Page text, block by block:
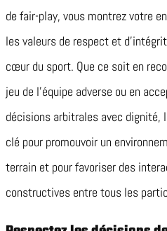
de fair-play, vous montrez votre
les valeurs de respect et
cœur du sport. Que ce soit en
jeu de l’équipe adverse ou en
décisions arbitrales avec dignité,
clé pour promouvoir un
terrain et pour favoriser des
constructives entre tous les